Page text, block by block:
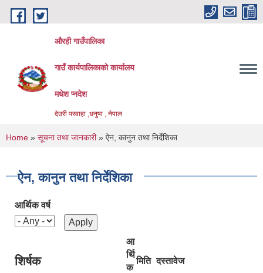
Skip to main content
औरही गाउँपालिका
गाउँ कार्यपालिकाको कार्यालय
मधेश प्नदेश
देउरी परवाहा ,धनुषा , नेपाल
You are here
Home » सूचना तथा जानकारी» ऐन, कानुन तथा निर्देशिका
ऐन, कानुन तथा निर्देशिका
आर्थिक वर्ष
शिर्षक
आ
र्थि
क
मिति दस्तावेज